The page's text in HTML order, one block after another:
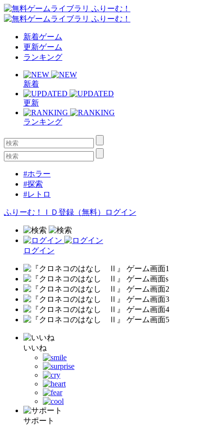
新着ゲーム
更新ゲーム
ランキング
新着
更新
ランキング
#ホラー
#探索
#レトロ
ふりーむ！ＩＤ登録（無料） ログイン
ログイン
いいね
サポート